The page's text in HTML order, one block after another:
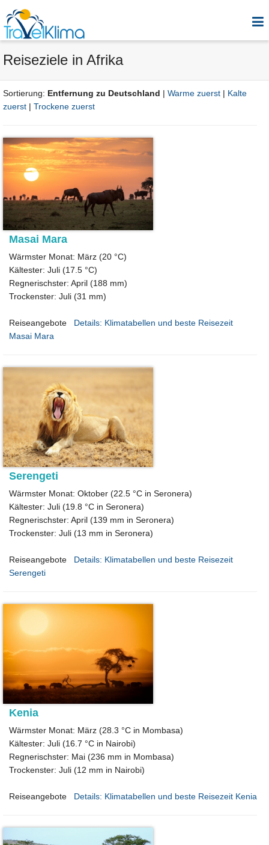
Reiseziele in Afrika
Sortierung: Entfernung zu Deutschland | Warme zuerst | Kalte
zuerst | Trockene zuerst
Masai Mara
Wärmster Monat: März (20 °C)
Kältester: Juli (17.5 °C)
Regnerischster: April (188 mm)
Trockenster: Juli (31 mm)
Reiseangebote
Details: Klimatabellen und beste Reisezeit
Masai Mara
Serengeti
Wärmster Monat: Oktober (22.5 °C in Seronera)
Kältester: Juli (19.8 °C in Seronera)
Regnerischster: April (139 mm in Seronera)
Trockenster: Juli (13 mm in Seronera)
Reiseangebote
Details: Klimatabellen und beste Reisezeit
Serengeti
Kenia
Wärmster Monat: März (28.3 °C in Mombasa)
Kältester: Juli (16.7 °C in Nairobi)
Regnerischster: Mai (236 mm in Mombasa)
Trockenster: Juli (12 mm in Nairobi)
Reiseangebote Details: Klimatabellen und beste Reisezeit Kenia